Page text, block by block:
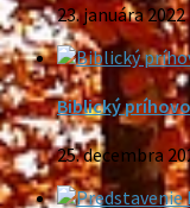
23. januára 2022
Biblický
25. decembra